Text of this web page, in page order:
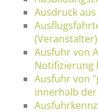
Ausdruck
Ausfuhr von
Notifizierung
Ausfuhr von
innerhalb der